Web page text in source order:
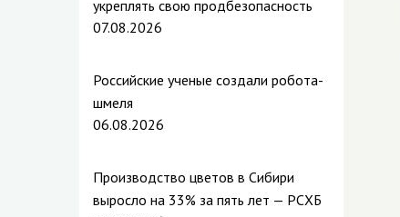
укреплять свою продбезопасность
07.08.2026
Российские ученые создали робота-
шмеля
06.08.2026
Производство цветов в Сибири
выросло на 33% за пять лет — РСХБ